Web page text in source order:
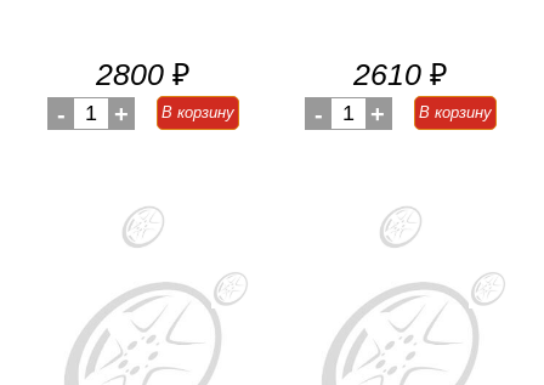
2800 ₽
- 1 + В корзину
2610 ₽
- 1 + В корзину